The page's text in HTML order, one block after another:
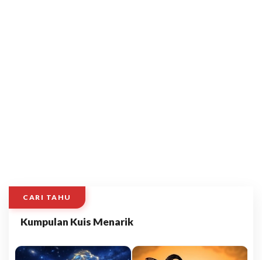
CARI TAHU
Kumpulan Kuis Menarik